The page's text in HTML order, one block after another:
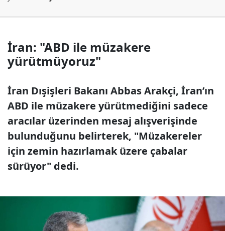
İran: "ABD ile müzakere
yürütmüyoruz"
İran Dışişleri Bakanı Abbas Arakçi, İran’ın
ABD ile müzakere yürütmediğini sadece
aracılar üzerinden mesaj alışverişinde
bulunduğunu belirterek, "Müzakereler
için zemin hazırlamak üzere çabalar
sürüyor" dedi.